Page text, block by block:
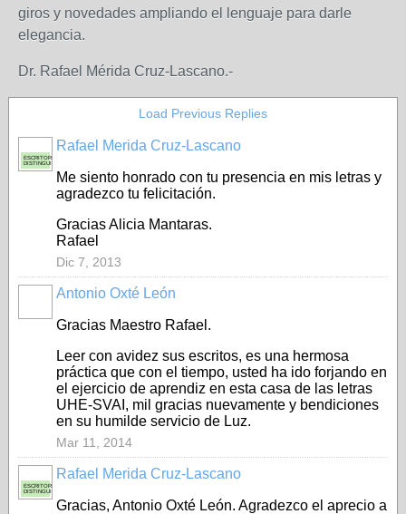
giros y novedades ampliando el lenguaje para darle
elegancia.
Dr. Rafael Mérida Cruz-Lascano.-
Load Previous Replies
ESCRITOR
DISTINGUIDO
Rafael Merida Cruz-Lascano
Me siento honrado con tu presencia en mis letras y
agradezco tu felicitación.
Gracias Alicia Mantaras.
Rafael
Dic 7, 2013
Antonio Oxté León
Gracias Maestro Rafael.
Leer con avidez sus escritos, es una hermosa
práctica que con el tiempo, usted ha ido forjando en
el ejercicio de aprendiz en esta casa de las letras
UHE-SVAI, mil gracias nuevamente y bendiciones
en su humilde servicio de Luz.
Mar 11, 2014
ESCRITOR
DISTINGUIDO
Rafael Merida Cruz-Lascano
Gracias, Antonio Oxté León. Agradezco el aprecio a